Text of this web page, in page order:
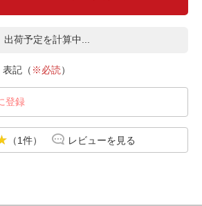
出荷予定を計算中...
記（ ※必読）
登録
（1件） レビューを見る